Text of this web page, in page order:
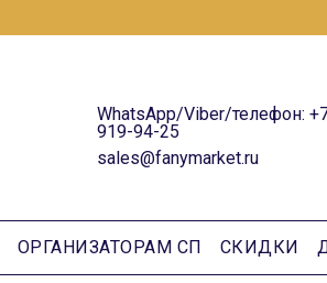
WhatsApp/Viber/телефон:
919-94-25
sales@fanymarket.ru
ОРГАНИЗАТОРАМ СП СКИДКИ